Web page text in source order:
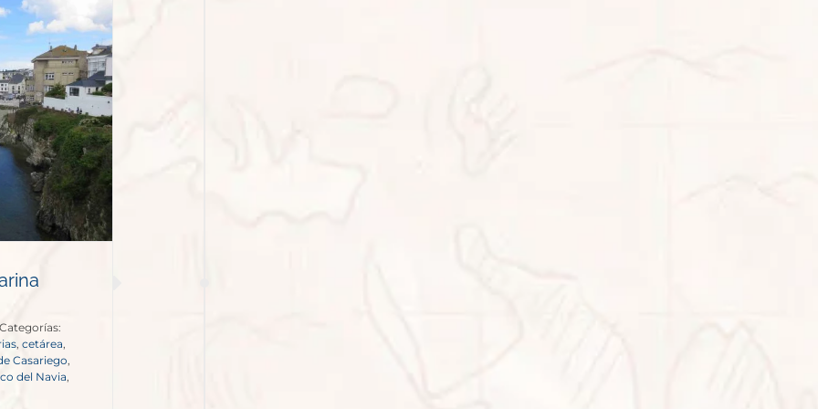
Categorías:
cetárea
Casariego
del Navia